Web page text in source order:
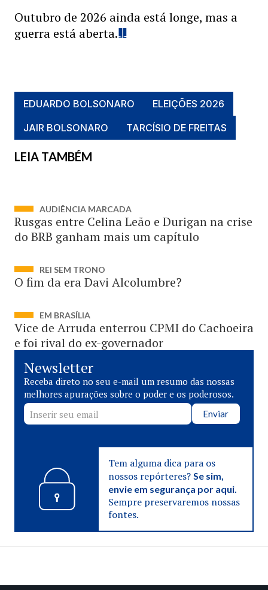
Outubro de 2026 ainda está longe, mas a
guerra está aberta.
EDUARDO BOLSONARO
ELEIÇÕES 2026
JAIR BOLSONARO
TARCÍSIO DE FREITAS
LEIA TAMBÉM
AUDIÊNCIA MARCADA
Rusgas entre Celina Leão e Durigan na crise
do BRB ganham mais um capítulo
REI SEM TRONO
O fim da era Davi Alcolumbre?
EM BRASÍLIA
Vice de Arruda enterrou CPMI do Cachoeira
e foi rival do ex-governador
Newsletter
Receba direto no seu e-mail um resumo das nossas
melhores apurações sobre o poder e os poderosos.
Enviar
Tem alguma dica para os
nossos repórteres? Se sim,
envie em segurança por aqui.
Sempre preservaremos nossas
fontes.